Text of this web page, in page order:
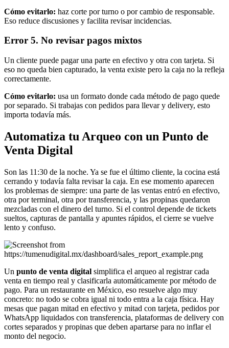
Cómo evitarlo: haz corte por turno o por cambio de responsable.
Eso reduce discusiones y facilita revisar incidencias.
Error 5. No revisar pagos mixtos
Un cliente puede pagar una parte en efectivo y otra con tarjeta. Si
eso no queda bien capturado, la venta existe pero la caja no la refleja
correctamente.
Cómo evitarlo: usa un formato donde cada método de pago quede
por separado. Si trabajas con pedidos para llevar y delivery, esto
importa todavía más.
Automatiza tu Arqueo con un Punto de
Venta Digital
Son las 11:30 de la noche. Ya se fue el último cliente, la cocina está
cerrando y todavía falta revisar la caja. En ese momento aparecen
los problemas de siempre: una parte de las ventas entró en efectivo,
otra por terminal, otra por transferencia, y las propinas quedaron
mezcladas con el dinero del turno. Si el control depende de tickets
sueltos, capturas de pantalla y apuntes rápidos, el cierre se vuelve
lento y confuso.
Un punto de venta digital simplifica el arqueo al registrar cada
venta en tiempo real y clasificarla automáticamente por método de
pago. Para un restaurante en México, eso resuelve algo muy
concreto: no todo se cobra igual ni todo entra a la caja física. Hay
mesas que pagan mitad en efectivo y mitad con tarjeta, pedidos por
WhatsApp liquidados con transferencia, plataformas de delivery con
cortes separados y propinas que deben apartarse para no inflar el
monto del negocio.